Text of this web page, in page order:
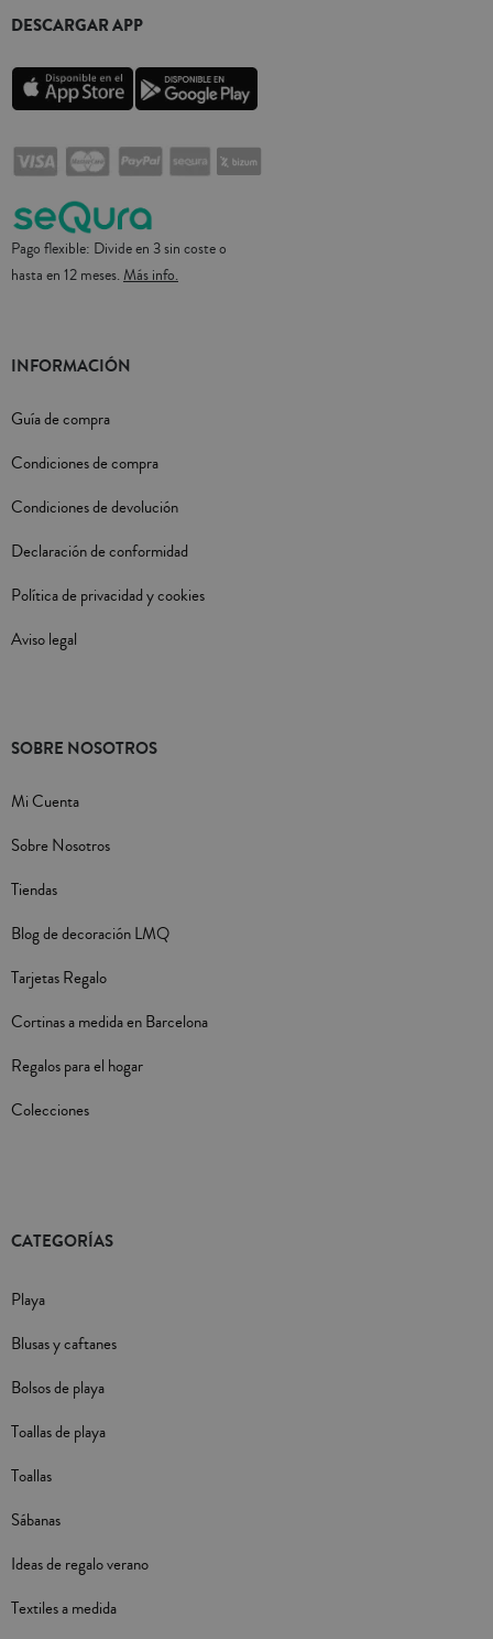
DESCARGAR APP
Pago flexible: Divide en 3 sin coste o
hasta en 12 meses. Más info.
INFORMACIÓN
Guía de compra
Condiciones de compra
Condiciones de devolución
Declaración de conformidad
Política de privacidad y cookies
Aviso legal
SOBRE NOSOTROS
Mi Cuenta
Sobre Nosotros
Tiendas
Blog de decoración LMQ
Tarjetas Regalo
Cortinas a medida en Barcelona
Regalos para el hogar
Colecciones
CATEGORÍAS
Playa
Blusas y caftanes
Bolsos de playa
Toallas de playa
Toallas
Sábanas
Ideas de regalo verano
Textiles a medida